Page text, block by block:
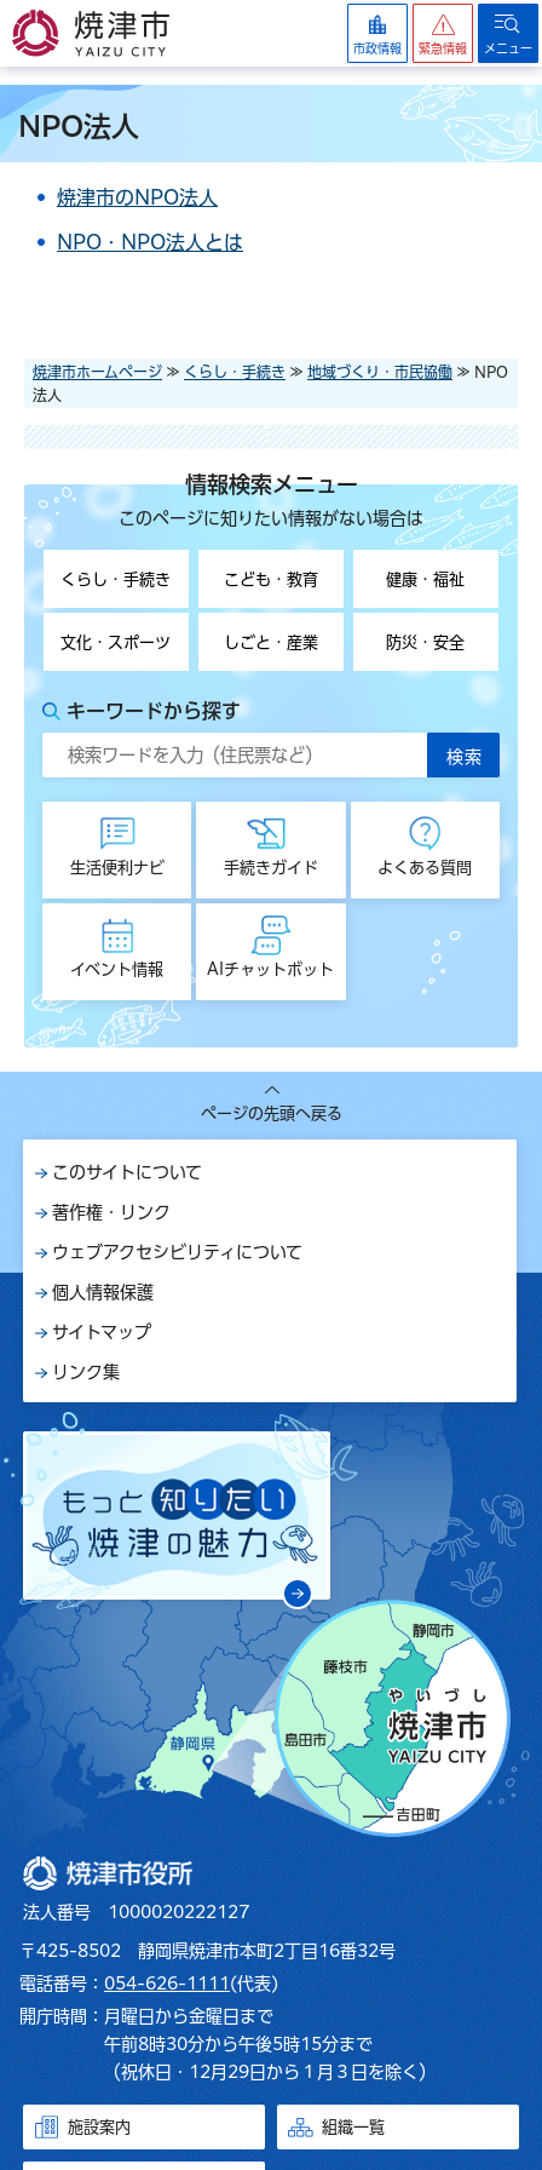
焼津市
市政情報 緊急情報 メニュー
NPO法人
焼津市のNPO法人
NPO・NPO法人とは
焼津市ホームページ ≫ くらし・手続き ≫ 地域づくり・市民協働 ≫ NPO
法人
情報検索メニュー
このページに知りたい情報がない場合は
くらし・手続き こども・教育 健康・福祉
文化・スポーツ しごと・産業 防災・安全
キーワードから探す
生活便利ナビ 手続きガイド よくある質問
イベント情報 AIチャットボット
ページの先頭へ戻る
このサイトについて
著作権・リンク
ウェブアクセシビリティについて
個人情報保護
サイトマップ
リンク集
焼津市役所
法人番号 1000020222127
〒425-8502 静岡県焼津市本町2丁目16番32号
電話番号： 054-626-1111 (代表)
開庁時間： 月曜日から金曜日まで
午前8時30分から午後5時15分まで
（祝休日・12月29日から１月３日を除く）
施設案内 組織一覧